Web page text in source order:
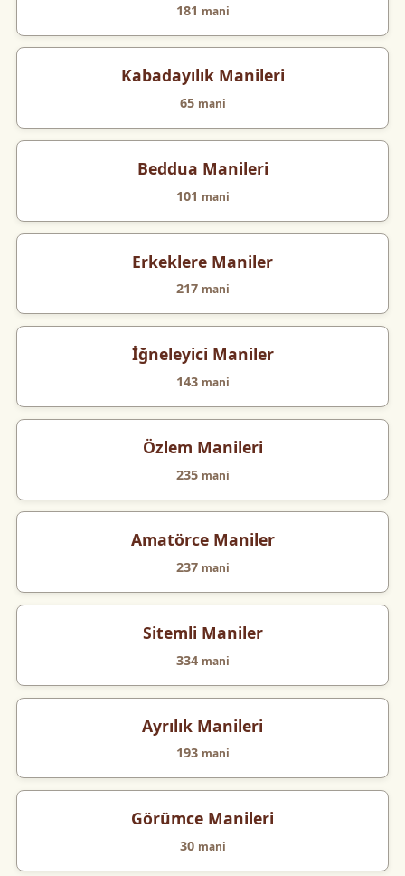
181 mani
Kabadayılık Manileri
65 mani
Beddua Manileri
101 mani
Erkeklere Maniler
217 mani
İğneleyici Maniler
143 mani
Özlem Manileri
235 mani
Amatörce Maniler
237 mani
Sitemli Maniler
334 mani
Ayrılık Manileri
193 mani
Görümce Manileri
30 mani